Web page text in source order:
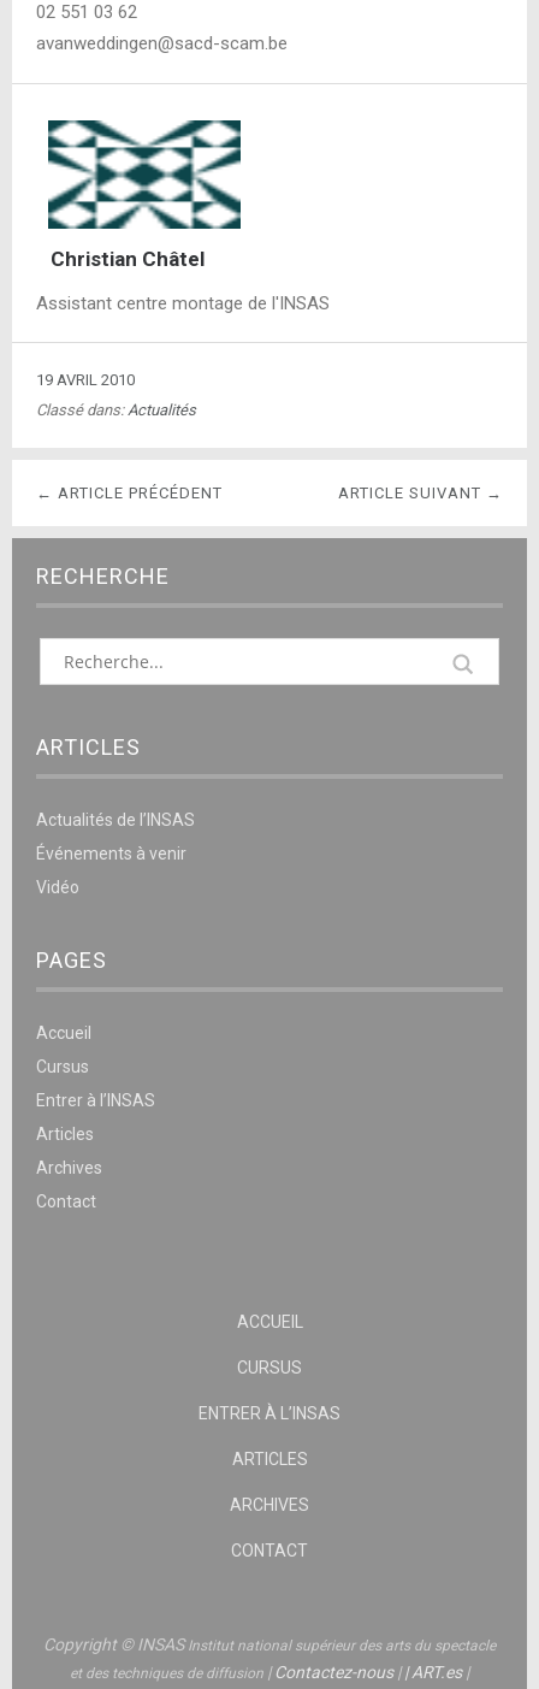
02 551 03 62
avanweddingen@sacd-scam.be
Christian Châtel
Assistant centre montage de l'INSAS
19 AVRIL 2010
Classé dans:Actualités
ARTICLE SUIVANT →
← ARTICLE PRÉCÉDENT
RECHERCHE
ARTICLES
Actualités de l’INSAS
Événements à venir
Vidéo
PAGES
Accueil
Cursus
Entrer à l’INSAS
Articles
Archives
Contact
ACCUEIL
CURSUS
ENTRER À L’INSAS
ARTICLES
ARCHIVES
CONTACT
Copyright © INSASInstitut national supérieur des arts du spectacle
et des techniques de diffusion |Contactez-nous||ART.es|